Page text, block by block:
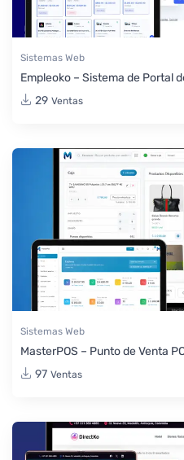
Sistemas Web
Empleoko – Sistema de Portal
29 Ventas
Sistemas Web
MasterPOS – Punto de Venta
97 Ventas